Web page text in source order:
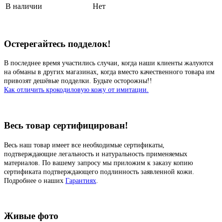
В наличии
Нет
Остерегайтесь подделок!
В последнее время участились случаи, когда наши клиенты жалуются
на обманы в других магазинах, когда вместо качественного товара им
привозят дешёвые подделки. Будьте осторожны!!
Как отличить крокодиловую кожу от имитации.
Весь товар сертифицирован!
Весь наш товар имеет все необходимые сертификаты,
подтверждающие легальность и натуральность применяемых
материалов. По вашему запросу мы приложим к заказу копию
сертификата подтверждающего подлинность заявленной кожи.
Подробнее о наших Гарантиях
Живые фото